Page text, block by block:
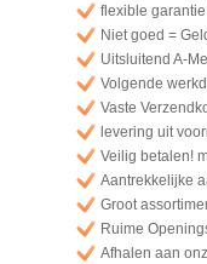
flexible
Niet goed =
Uitsluitend A-
Volgende
Vaste
levering uit
Veilig betalen!
Aantrekkelijke
Groot
Ruime
Afhalen aan